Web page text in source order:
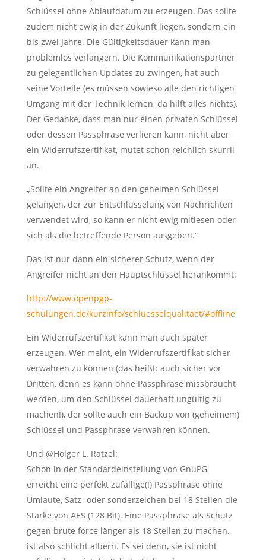
Schlüssel ohne Ablaufdatum zu erzeugen. Das sollte
zudem nicht ewig in der Zukunft liegen, sondern ein
bis zwei Jahre. Die Gültigkeitsdauer kann man
problemlos verlängern. Die Kommunikationspartner
zu gelegentlichen Updates zu zwingen, hat auch
seine Vorteile (es müssen sowieso alle den richtigen
Umgang mit der Technik lernen, da hilft alles nichts).
Der Gedanke, dass man nur einen privaten Schlüssel
oder dessen Passphrase verlieren kann, nicht aber
ein Widerrufszertifikat, mutet schon reichlich skurril
an.
„Sollte ein Angreifer an den geheimen Schlüssel
gelangen, der zur Entschlüsselung von Nachrichten
verwendet wird, so kann er nicht ewig mitlesen oder
sich als die betreffende Person ausgeben.“
Das ist nur dann ein sicherer Schutz, wenn der
Angreifer nicht an den Hauptschlüssel herankommt:
http://www.openpgp-
schulungen.de/kurzinfo/schluesselqualitaet/#offline
Ein Widerrufszertifikat kann man auch später
erzeugen. Wer meint, ein Widerrufszertifikat sicher
verwahren zu können (das heißt: auch sicher vor
Dritten, denn es kann ohne Passphrase missbraucht
werden, um den Schlüssel dauerhaft ungültig zu
machen!), der sollte auch ein Backup von (geheimem)
Schlüssel und Passphrase verwahren können.
Und @Holger L. Ratzel:
Schon in der Standardeinstellung von GnuPG
erreicht eine perfekt zufällige(!) Passphrase ohne
Umlaute, Satz- oder sonderzeichen bei 18 Stellen die
Stärke von AES (128 Bit). Eine Passphrase als Schutz
gegen brute force länger als 18 Stellen zu machen,
ist also schlicht albern. Es sei denn, sie ist nicht